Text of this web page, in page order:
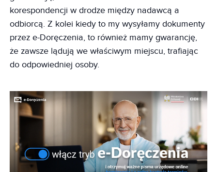
korespondencji w drodze między nadawcą a
odbiorcą. Z kolei kiedy to my wysyłamy dokumenty
przez e-Doręczenia, to również mamy gwarancję,
że zawsze lądują we właściwym miejscu, trafiając
do odpowiedniej osoby.